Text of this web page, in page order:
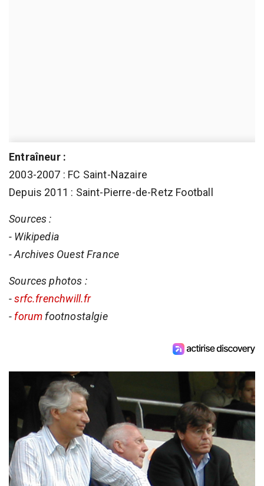
Entraîneur :
2003-2007 : FC Saint-Nazaire
Depuis 2011 : Saint-Pierre-de-Retz Football
Sources :
- Wikipedia
- Archives Ouest France
Sources photos :
-srfc.frenchwill.fr
- forum footnostalgie